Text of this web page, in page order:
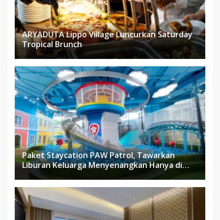
ARYADUTA Lippo Village Luncurkan Saturday
Tropical Brunch
Paket Staycation PAW Patrol, Tawarkan
Liburan Keluarga Menyenangkan Hanya di
Herloom Hotel BSD